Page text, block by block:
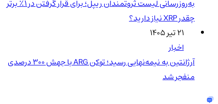
به‌روزرسانی لیست ثروتمندان ریپل؛ برای قرار گرفتن در ۱٪ برتر
چقدر XRP نیاز دارید؟
۲۱ تیر ۱۴۰۵
اخبار
آرژانتین به نیمه‌نهایی رسید؛ توکن ARG با جهش ۳۰۰ درصدی
منفجر شد